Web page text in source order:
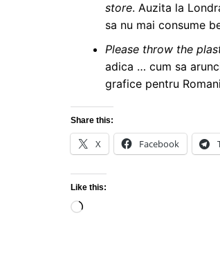
store. Auzita la
sa nu mai consume
Please throw the
adica … cum sa
grafice pentru
Share this:
X Facebook
Like this:
Loading…